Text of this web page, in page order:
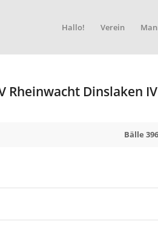
Hallo! Verein
Rheinwacht Dinslaken IV
Bälle